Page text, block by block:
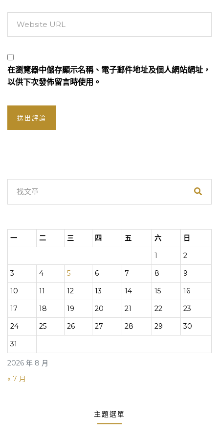
在瀏覽器中儲存顯示名稱、電子郵件地址及個人網站網址，
以供下次發佈留言時使用。
2026 年 8 月
一 二 三 四 五 六
日
1
2
3
4 5 6 7 8
9
10
11 12 13 14 15
16
17
18 19 20 21 22
23
24
25 26 27 28 29
30
31
« 7 月
主題選單